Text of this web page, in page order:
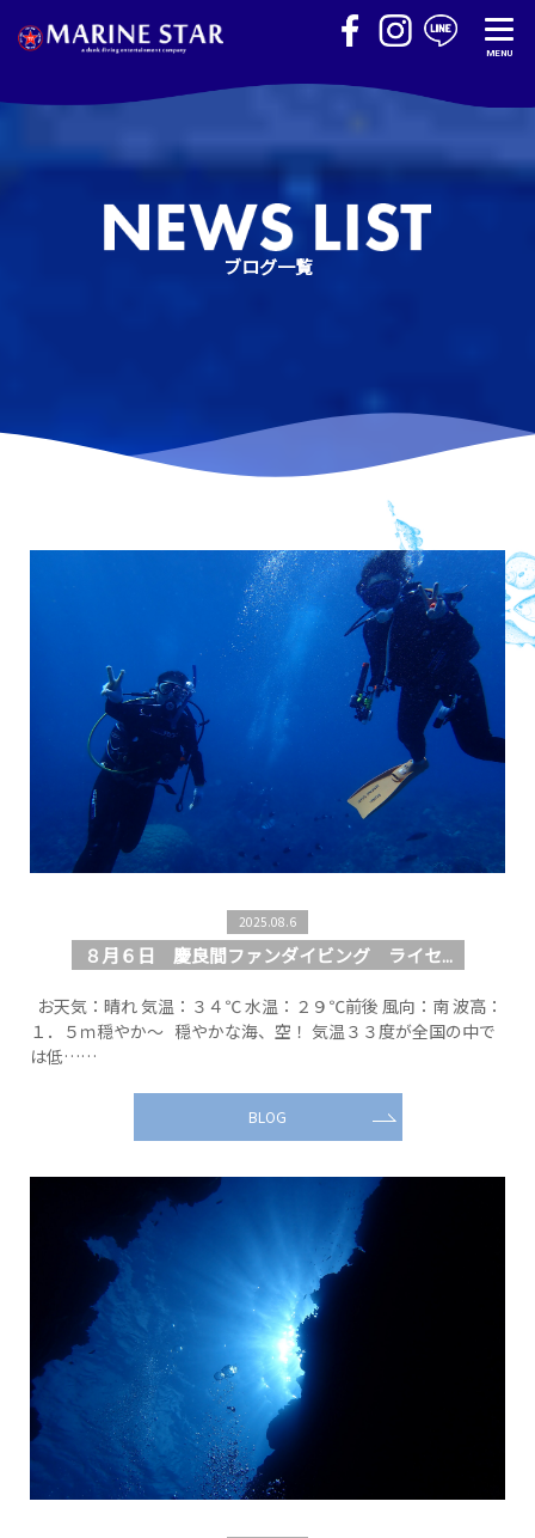
MENU
ブログ一覧
2025.08.6
８月６日 慶良間ファンダイビング ライセ...
お天気：晴れ 気温：３４℃ 水温：２９℃前後 風向：南 波高：
１．５ｍ穏やか～ 穏やかな海、空！ 気温３３度が全国の中で
は低……
BLOG